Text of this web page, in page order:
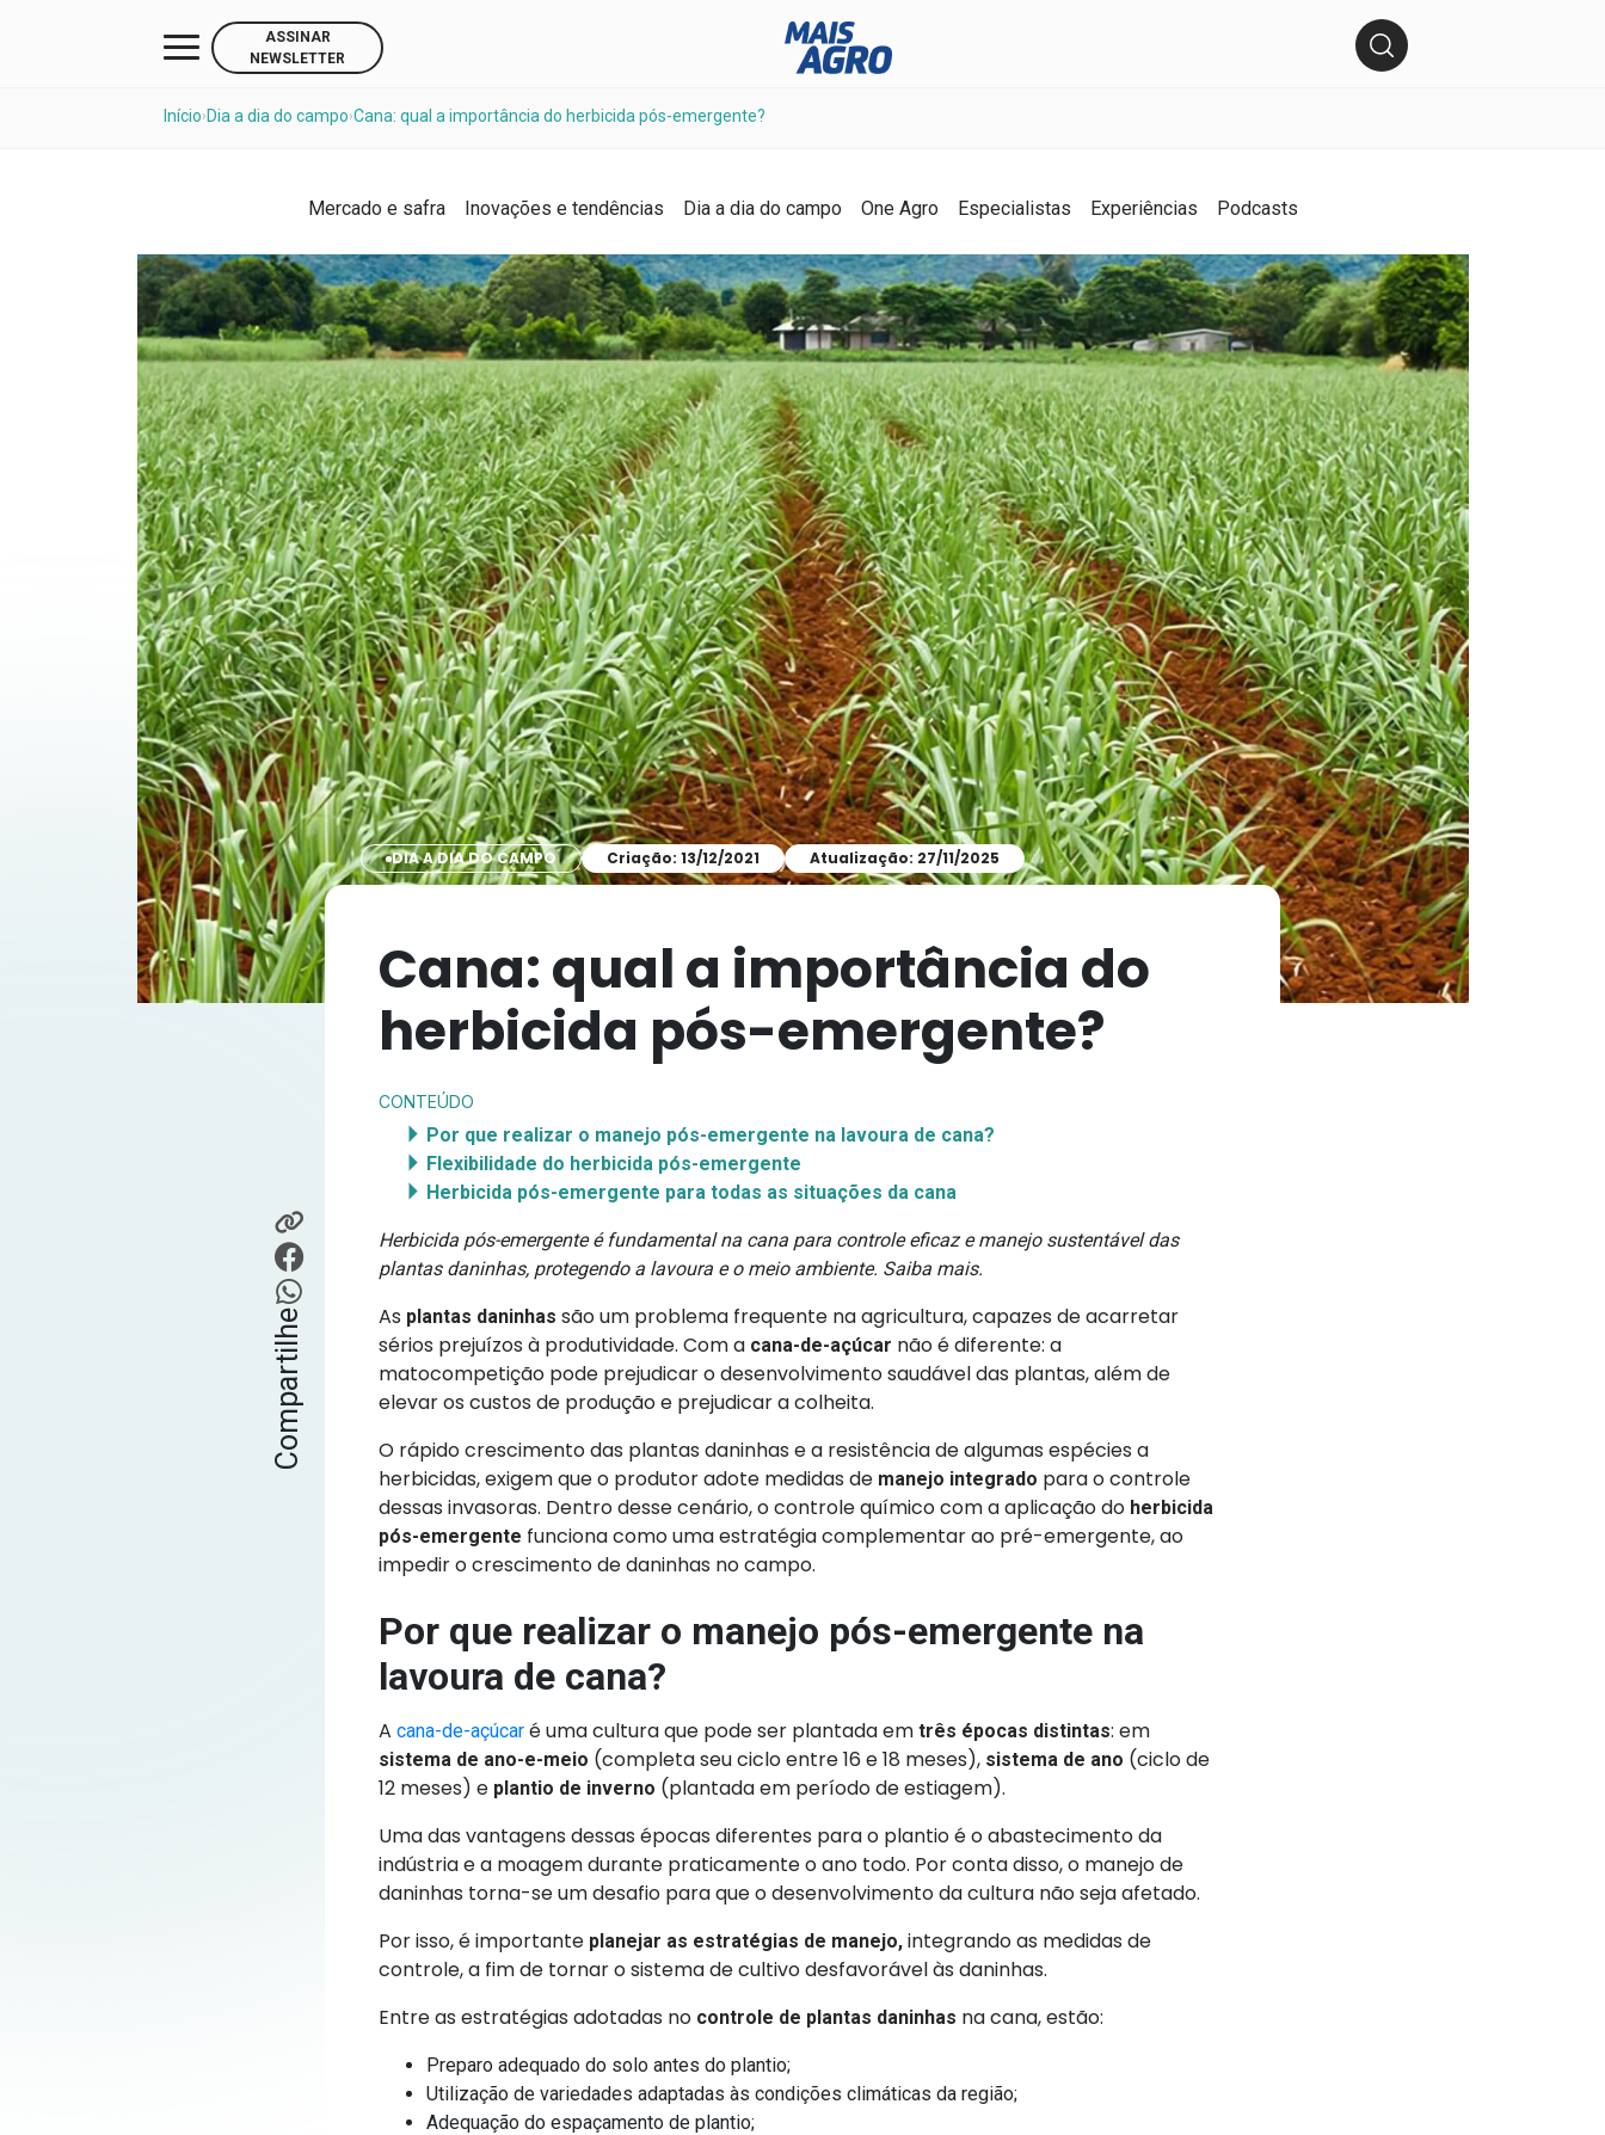
ASSINAR
NEWSLETTER
Início› Dia a dia do campo›Cana: qual a importância do herbicida pós-emergente?
Mercado e safra Inovações e tendências Dia a dia do campo One Agro Especialistas Experiências Podcasts
DIA A DIA DO CAMPO Criação: 13/12/2021 Atualização: 27/11/2025
Compartilhe
Cana: qual a importância do
herbicida pós-emergente?
CONTEÚDO
Por que realizar o manejo pós-emergente na lavoura de cana?
Flexibilidade do herbicida pós-emergente
Herbicida pós-emergente para todas as situações da cana
Herbicida pós-emergente é fundamental na cana para controle eficaz e manejo sustentável das
plantas daninhas, protegendo a lavoura e o meio ambiente. Saiba mais.
As plantas daninhas são um problema frequente na agricultura, capazes de acarretar
sérios prejuízos à produtividade. Com a cana-de-açúcar não é diferente: a
matocompetição pode prejudicar o desenvolvimento saudável das plantas, além de
elevar os custos de produção e prejudicar a colheita.
O rápido crescimento das plantas daninhas e a resistência de algumas espécies a
herbicidas, exigem que o produtor adote medidas de manejo integrado para o controle
dessas invasoras. Dentro desse cenário, o controle químico com a aplicação do herbicida
pós-emergente funciona como uma estratégia complementar ao pré-emergente, ao
impedir o crescimento de daninhas no campo.
Por que realizar o manejo pós-emergente na
lavoura de cana?
A cana-de-açúcaré uma cultura que pode ser plantada em três épocas distintas: em
sistema de ano-e-meio (completa seu ciclo entre 16 e 18 meses), sistema de ano (ciclo de
12 meses) e plantio de inverno (plantada em período de estiagem).
Uma das vantagens dessas épocas diferentes para o plantio é o abastecimento da
indústria e a moagem durante praticamente o ano todo. Por conta disso, o manejo de
daninhas torna-se um desafio para que o desenvolvimento da cultura não seja afetado.
Por isso, é importante planejar as estratégias de manejo,integrando as medidas de
controle, a fim de tornar o sistema de cultivo desfavorável às daninhas.
Entre as estratégias adotadas no controle de plantas daninhas na cana, estão:
Preparo adequado do solo antes do plantio;
Utilização de variedades adaptadas às condições climáticas da região;
Adequação do espaçamento de plantio;